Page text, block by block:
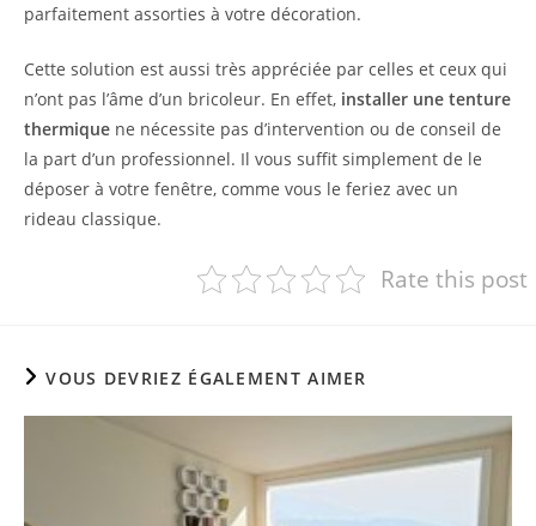
parfaitement assorties à votre décoration.
Cette solution est aussi très appréciée par celles et ceux qui
n’ont pas l’âme d’un bricoleur. En effet, installer une tenture
thermique ne nécessite pas d’intervention ou de conseil de
la part d’un professionnel. Il vous suffit simplement de le
déposer à votre fenêtre, comme vous le feriez avec un
rideau classique.
Rate this post
VOUS DEVRIEZ ÉGALEMENT AIMER